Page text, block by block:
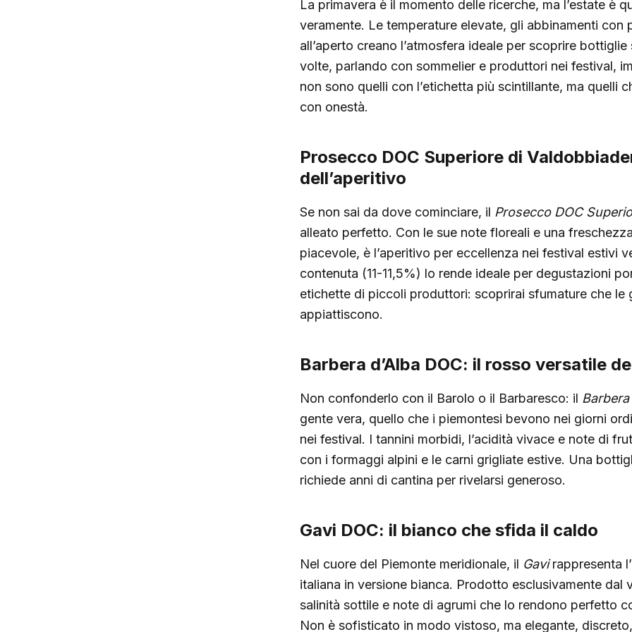
La primavera è il momento delle ricerche, ma l’estate è
veramente. Le temperature elevate, gli abbinamenti con
all’aperto creano l’atmosfera ideale per scoprire
volte, parlando con sommelier e produttori nei festival,
non sono quelli con l’etichetta più scintillante, ma quelli
con onestà.
Prosecco DOC Superiore di
dell’aperitivo
Se non sai da dove cominciare, il Prosecco DOC
alleato perfetto. Con le sue note floreali e una
piacevole, è l’aperitivo per eccellenza nei festival estivi
contenuta (11-11,5%) lo rende ideale per degustazioni
etichette di piccoli produttori: scoprirai sfumature che le
appiattiscono.
Barbera d’Alba DOC: il rosso versatile
Non confonderlo con il Barolo o il Barbaresco: il Barbera
gente vera, quello che i piemontesi bevono nei giorni
nei festival. I tannini morbidi, l’acidità vivace e note di
con i formaggi alpini e le carni grigliate estive. Una
richiede anni di cantina per rivelarsi generoso.
Gavi DOC: il bianco che sfida il caldo
Nel cuore del Piemonte meridionale, il Gavirappresenta
italiana in versione bianca. Prodotto esclusivamente dal
salinità sottile e note di agrumi che lo rendono perfetto
Non è sofisticato in modo vistoso, ma elegante,